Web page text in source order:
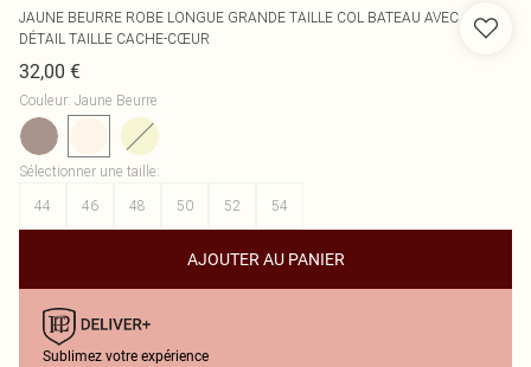
JAUNE BEURRE ROBE LONGUE GRANDE TAILLE COL BATEAU AVEC
DÉTAIL TAILLE CACHE-CŒUR
32,00 €
Couleur: Jaune Beurre
Sélectionner une taille:
44
46 48 50 52 54
AJOUTER AU PANIER
Sublimez votre expérience